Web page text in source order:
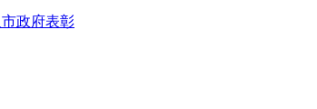
政府表彰